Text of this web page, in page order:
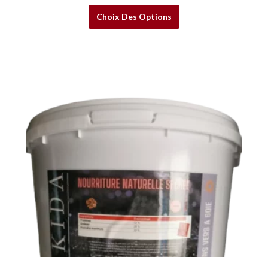
Choix Des Options